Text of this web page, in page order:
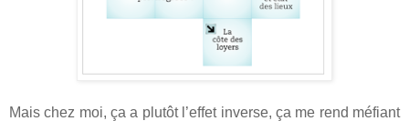
Mais chez moi, ça a plutôt l’effet inverse, ça me rend méfiant